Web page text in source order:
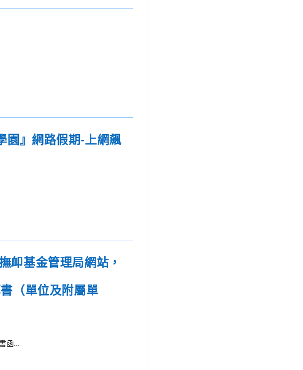
園』網路假期-上網飆
卹基金管理局網站，
（單位及附屬單
函...